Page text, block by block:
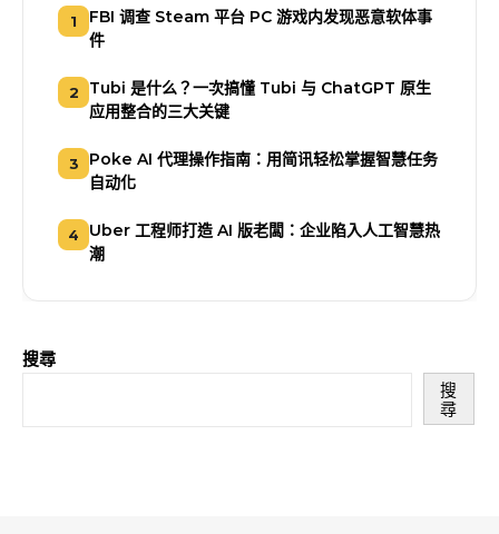
1
FBI 调查 Steam 平台 PC 游戏内发现恶意软体事
件
2
Tubi 是什么？一次搞懂 Tubi 与 ChatGPT 原生
应用整合的三大关键
3
Poke AI 代理操作指南：用简讯轻松掌握智慧任务
自动化
4
Uber 工程师打造 AI 版老闆：企业陷入人工智慧热
潮
搜尋
搜
尋